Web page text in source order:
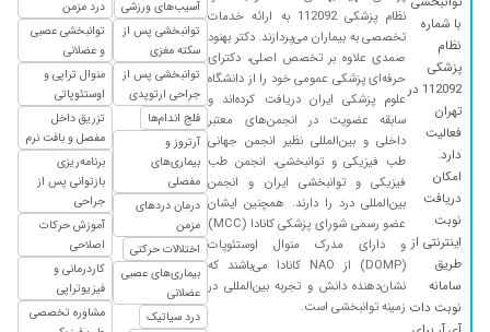
بسیار بسیار عالی ۱۴۰۳/۰۳/۱۹
زانو و تزریق کردم ۱۴۰۴/۰۷/۲۸
عالی هستن ۱۴۰۴/۰۳/۱۳
مچ دست راستم خیلی درد داشت و نمیتوانستم به
جایی تکیه دهم که با چند جلسه پیش ایشان بنده
کاملا خوب شدم
۱۴۰۱/۰۸/۰۱
دوستم به نام خانم نجیبه رضائی بسیار نتیجه دیدند ۱۳۹۸/۰۶/۰۴
بسیار خوش اخلاق و در تشخیص ماهر و با تجربه ۱۴۰۱/۱۱/۱۹
التهاب مفصل ران داشتم ودر حال درمان هستم
خیلی بهتر شدم
۱۴۰۳/۱۱/۱۴
عالی با تجر ۱۴۰۱/۱۲/۰۶
با شماره
نظام
پزشکی
112092 در
تهران
فعالیت
دارد.
امکان
دریافت
نوبت
اینترنتی از
طریق
سامانه
نوبت دات
نظام پزشکی 112092 به ارائه خدمات
تخصصی به بیماران می‌پردازند. دکتر بهنود
صمدی علاوه بر تخصص اصلی، دکترای
حرفه‌ای پزشکی عمومی خود را از دانشگاه
علوم پزشکی ایران دریافت کرده‌اند و
سابقه عضویت در انجمن‌های معتبر
داخلی و بین‌المللی نظیر انجمن جهانی
طب فیزیکی و توانبخشی، انجمن طب
فیزیکی و توانبخشی ایران و انجمن
بین‌المللی درد را دارند. همچنین ایشان
عضو رسمی شورای پزشکی کانادا (MCC)
و دارای مدرک منوال اوستئوپات
(DOMP) از NAO کانادا می‌باشند که
نشان‌دهنده دانش و تجربه بین‌المللی در
زمینه توانبخشی است.
آسیب‌های ورزشی
توانبخشی پس از
سکته مغزی
توانبخشی پس از
جراحی ارتوپدی
فلج اندام‌ها
آرتروز و
بیماری‌های
مفصلی
درمان دردهای
مزمن
اختلالات حرکتی
بیماری‌های عصبی
عضلانی
درد سیاتیک
درد مزمن
توانبخشی عصبی
و عضلانی
منوال تراپی و
اوستئوپاتی
تزریق داخل
مفصل و بافت نرم
برنامه‌ریزی
بازتوانی پس از
جراحی
آموزش حرکات
اصلاحی
کاردرمانی و
فیزیوتراپی
مشاوره تخصصی